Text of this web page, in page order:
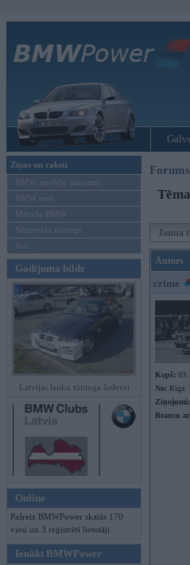
Ziņas un raksti
BMW modeļu jaunumi
BMW testi
Mēneša BMW
Sērijveida tūnings
Vel...
Gadījuma bilde
Latvijas lauku tūninga šedevri
Online
Pašreiz BMWPower skatās 170
viesi un 3 reģistrēti lietotāji.
Ienākt BMWPower
Forums
Jauna
Autors
crime
Kopš: 03.
No: Rīga
Ziņojumi:
Braucu